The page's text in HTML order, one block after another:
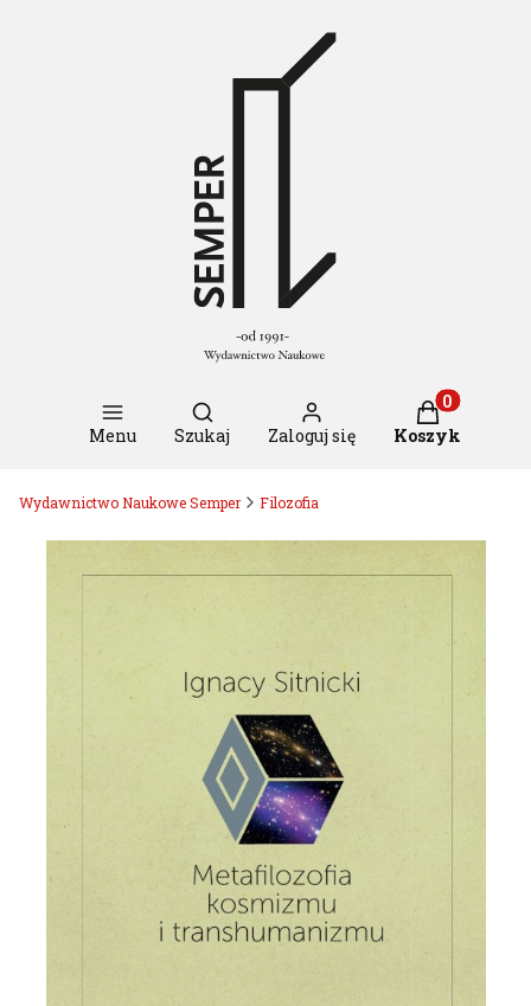
Menu
Otwórz wyszukiwarkę
Szukaj Zaloguj się
Produkty w
Koszyk
Wydawnictwo Naukowe Semper Filozofia